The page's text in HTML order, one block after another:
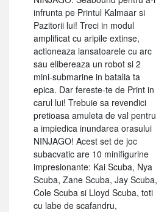
infrunta pe Printul Kalmaar si
Pazitorii lui! Treci in modul
amplificat cu aripile extinse,
actioneaza lansatoarele cu arc
sau elibereaza un robot si 2
mini-submarine in batalia ta
epica. Dar fereste-te de Print in
carul lui! Trebuie sa revendici
pretioasa amuleta de val pentru
a impiedica inundarea orasului
NINJAGO! Acest set de joc
subacvatic are 10 minifigurine
impresionante: Kai Scuba, Nya
Scuba, Zane Scuba, Jay Scuba,
Cole Scuba si Lloyd Scuba, toti
cu labe de scafandru,